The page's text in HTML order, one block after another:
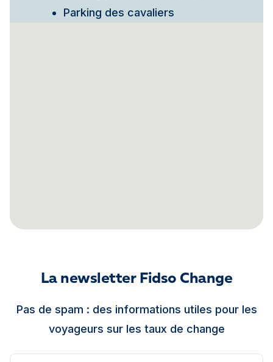
Parking des cavaliers
La newsletter Fidso Change
Pas de spam : des informations utiles pour les
voyageurs sur les taux de change